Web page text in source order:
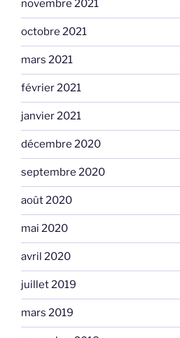
novembre 2021
octobre 2021
mars 2021
février 2021
janvier 2021
décembre 2020
septembre 2020
août 2020
mai 2020
avril 2020
juillet 2019
mars 2019